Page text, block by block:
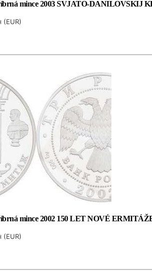
mince 2003 SVJATO-DANILOVSKIJ
(EUR)
mince 2002 150 LET NOVÉ
(EUR)